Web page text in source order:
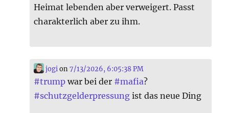
Heimat lebenden aber verweigert. Passt
charakterlich aber zu ihm.
jogi on7/13/2026, 6:05:38 PM
#trump war bei der #mafia?
#schutzgelderpressung ist das neue Ding